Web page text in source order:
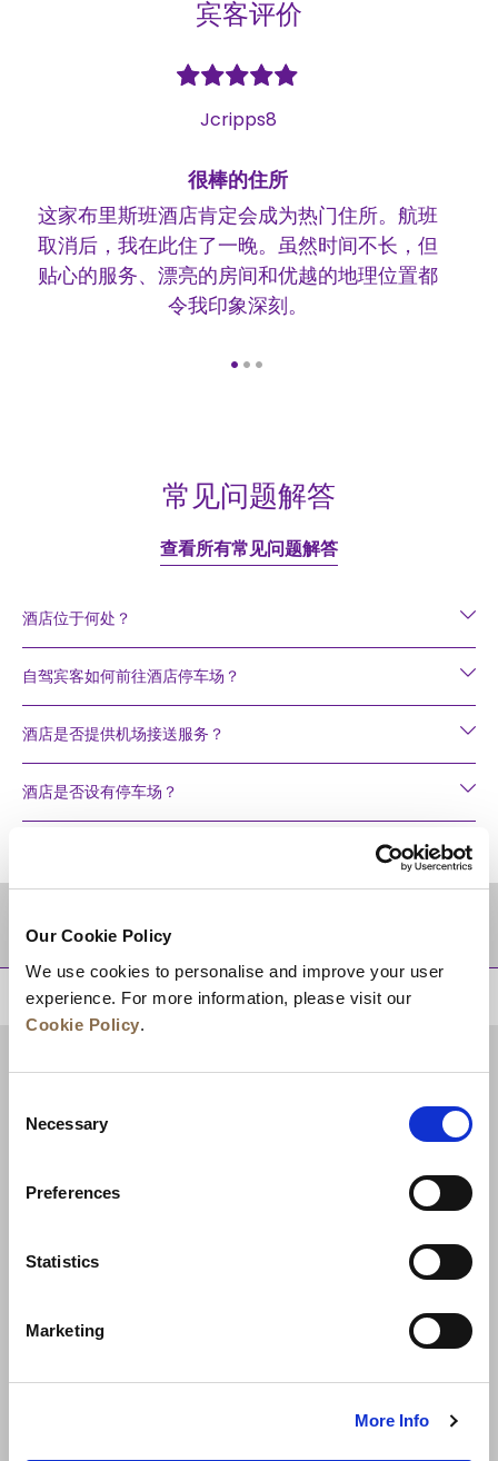
Our Cookie Policy
We use cookies to personalise and improve your user
experience. For more information, please visit our
Cookie Policy.
Selection
Necessary
Preferences
Statistics
Marketing
More Info
宾客评价
Jcripps8
很棒的住所
这家布里斯班酒店肯定会成为热门住所。航班
取消后，我在此住了一晚。虽然时间不长，但
贴心的服务、漂亮的房间和优越的地理位置都
令我印象深刻。
常见问题解答
查看所有常见问题解答
酒店位于何处？
自驾宾客如何前往酒店停车场？
酒店是否提供机场接送服务？
酒店是否设有停车场？
目的地
回到顶部